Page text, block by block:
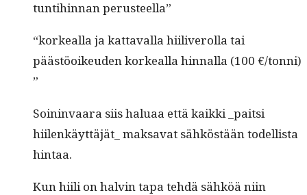
tun­ti­hin­nan perusteella”
“korkeal­la ja kat­taval­la hiiliv­erol­la tai
päästöoikeu­den korkeal­la hin­nal­la (100 €/tonni)
”
Soin­in­vaara siis halu­aa että kaik­ki _paitsi
hiilenkäyttäjät_ mak­sa­vat sähköstään todel­lista
hintaa.
Kun hiili on halvin tapa tehdä sähköä niin